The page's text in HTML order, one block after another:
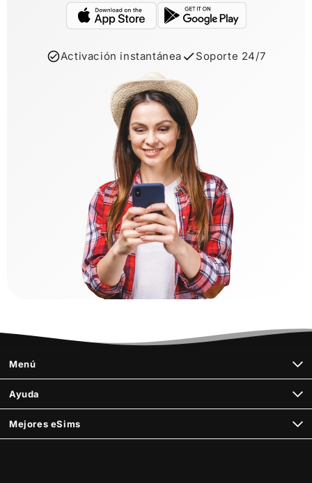
Activación instantánea Soporte 24/7
Menú
Ayuda
Mejores eSims